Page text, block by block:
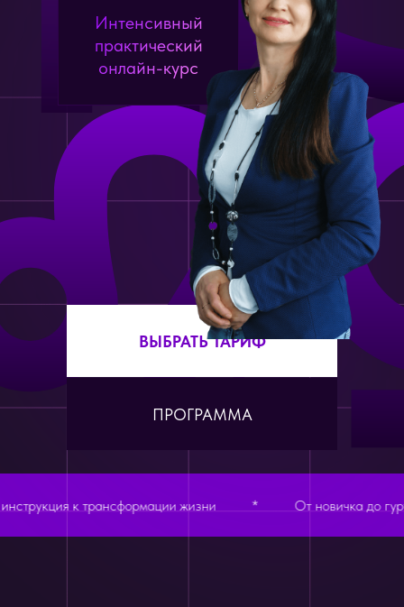
ПРОГРАММА
ВЫБРАТЬ ТАРИФ
Интенсивный
практический
онлайн-курс
трансформации жизни * От новичка до гуру *